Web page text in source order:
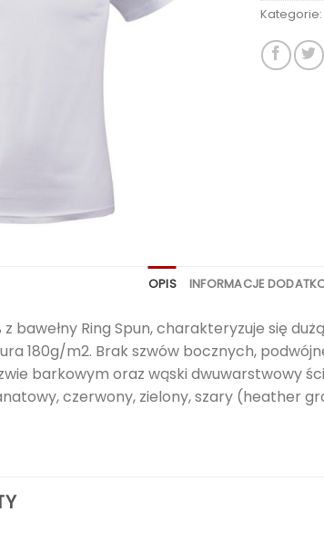
Kategorie:
OPIS INFORMACJE
z bawełny Ring Spun, charakteryzuje się
180g/m2. Brak szwów bocznych,
barkowym oraz wąski dwuwarstwowy
czerwony, zielony, szary (heather